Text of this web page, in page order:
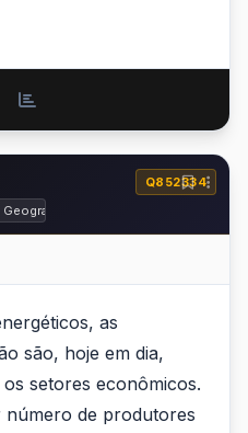
Q852334
as
são, hoje em dia,
setores econômicos.
número de produtores